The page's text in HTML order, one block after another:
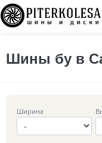
Шины бу в
Ширина